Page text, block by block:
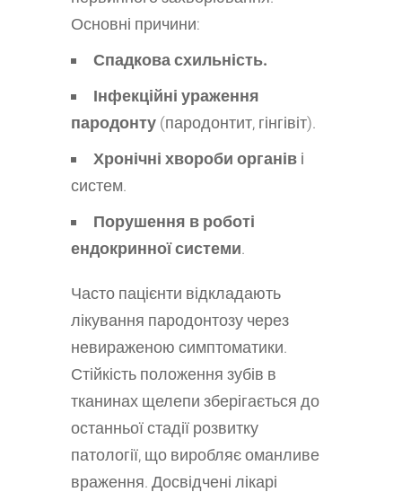
Основні причини:
Спадкова схильність.
Інфекційні ураження
пародонту (пародонтит, гінгівіт).
Хронічні хвороби органів і
систем.
Порушення в роботі
ендокринної системи.
Часто пацієнти відкладають
лікування пародонтозу через
невираженою симптоматики.
Стійкість положення зубів в
тканинах щелепи зберігається до
останньої стадії розвитку
патології, що виробляє оманливе
враження. Досвідчені лікарі